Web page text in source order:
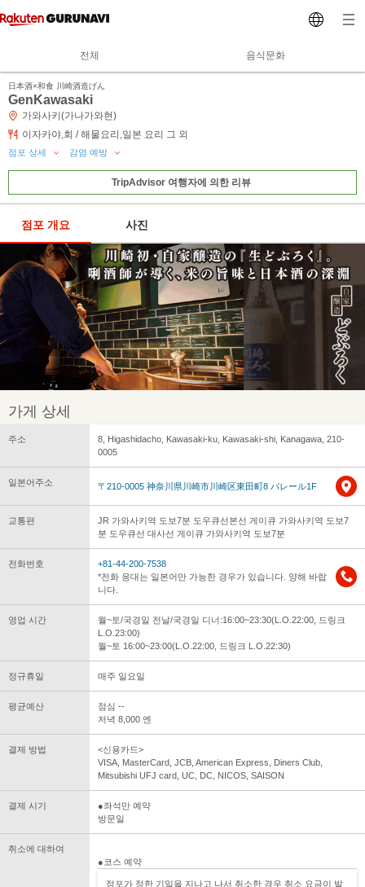
전체 음식문화
日本酒×和食 川崎酒造げん
GenKawasaki
가와사키(가나가와현)
이자카야,회 / 해물요리,일본 요리 그 외
점포 상세 감염 예방
TripAdvisor 여행자에 의한 리뷰
점포 개요 사진
가게 상세
주소
8, Higashidacho, Kawasaki-ku, Kawasaki-shi, Kanagawa, 210-
0005
일본어주소 〒210-0005 神奈川県川崎市川崎区東田町8 パレール1F
교통편
JR 가와사키역 도보7분 도우큐선본선 게이큐 가와사키역 도보7
분 도우큐선 대사선 게이큐 가와사키역 도보7분
전화번호
+81-44-200-7538
*전화 응대는 일본어만 가능한 경우가 있습니다. 양해 바랍
니다.
영업 시간
월~토/국경일 전날/국경일 디너:16:00~23:30(L.O.22:00, 드링크
L.O.23:00)
월~토 16:00~23:00(L.O.22:00, 드링크 L.O.22:30)
정규휴일 매주 일요일
평균예산
점심 --
저녁 8,000 엔
결제 방법
<신용카드>
VISA, MasterCard, JCB, American Express, Diners Club,
Mitsubishi UFJ card, UC, DC, NICOS, SAISON
결제 시기
●좌석만 예약
방문일
취소에 대하여
●코스 예약
점포가 정한 기일을 지나고 나서 취소한 경우 취소 요금이 발